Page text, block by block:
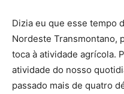
Dizia eu que esse tempo
Nordeste Transmontano,
toca à atividade agrícola.
atividade do nosso
passado mais de quatro